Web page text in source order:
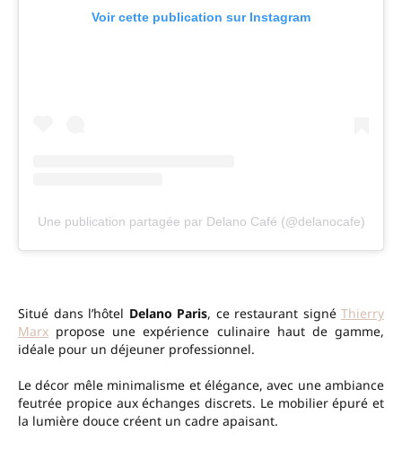
Voir cette publication sur Instagram
Une publication partagée par Delano Café (@delanocafe)
Situé dans l’hôtel Delano Paris, ce restaurant signé Thierry
Marx propose une expérience culinaire haut de gamme,
idéale pour un déjeuner professionnel.
Le décor mêle minimalisme et élégance, avec une ambiance
feutrée propice aux échanges discrets. Le mobilier épuré et
la lumière douce créent un cadre apaisant.